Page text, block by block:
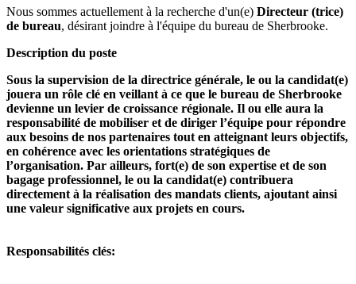
Nous sommes actuellement à la recherche d'un(e) Directeur (trice)
de bureau, désirant joindre à l'équipe du bureau de Sherbrooke.
Description du poste
Sous la supervision de la directrice générale, le ou la candidat(e)
jouera un rôle clé en veillant à ce que le bureau de Sherbrooke
devienne un levier de croissance régionale. Il ou elle aura la
responsabilité de mobiliser et de diriger l’équipe pour répondre
aux besoins de nos partenaires tout en atteignant leurs objectifs,
en cohérence avec les orientations stratégiques de
l’organisation. Par ailleurs, fort(e) de son expertise et de son
bagage professionnel, le ou la candidat(e) contribuera
directement à la réalisation des mandats clients, ajoutant ainsi
une valeur significative aux projets en cours.
Responsabilités clés: